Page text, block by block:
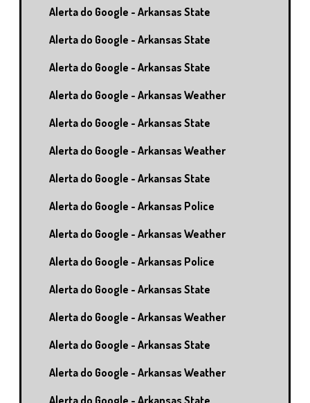
Alerta do Google - Arkansas State
Alerta do Google - Arkansas State
Alerta do Google - Arkansas State
Alerta do Google - Arkansas Weather
Alerta do Google - Arkansas State
Alerta do Google - Arkansas Weather
Alerta do Google - Arkansas State
Alerta do Google - Arkansas Police
Alerta do Google - Arkansas Weather
Alerta do Google - Arkansas Police
Alerta do Google - Arkansas State
Alerta do Google - Arkansas Weather
Alerta do Google - Arkansas State
Alerta do Google - Arkansas Weather